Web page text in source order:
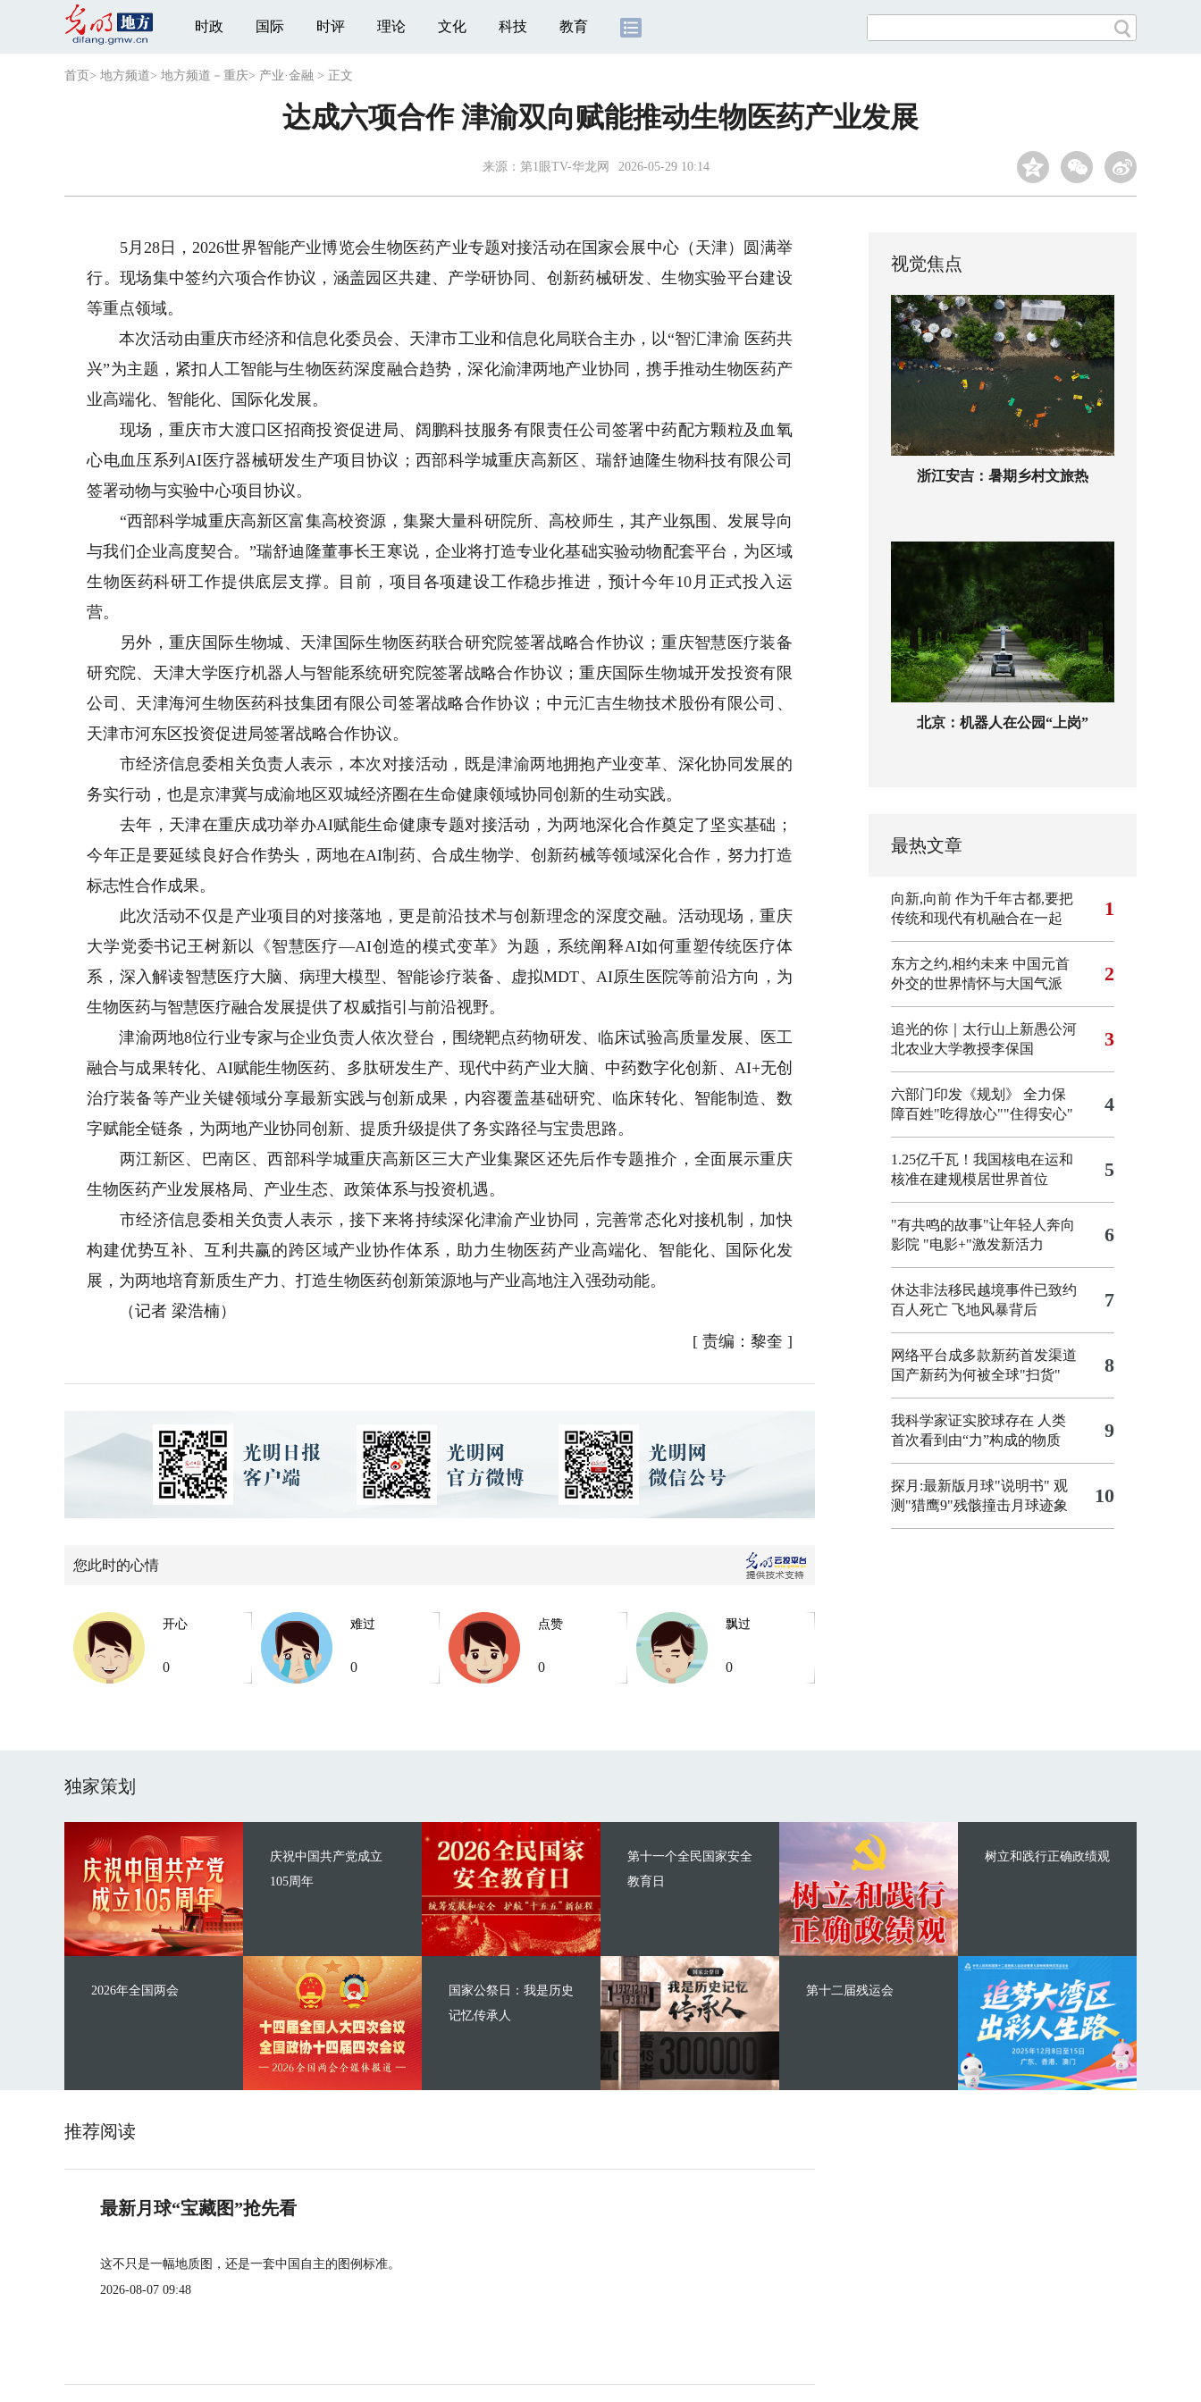
时政 国际 时评 理论 文化 科技 教育
首页 > 地方频道> 地方频道－重庆> 产业·金融 > 正文
达成六项合作 津渝双向赋能推动生物医药产业发展
来源： 第1眼TV-华龙网 2026-05-29 10:14
5月28日，2026世界智能产业博览会生物医药产业专题对接活动在国家会展中心（天津）圆满举
行。现场集中签约六项合作协议，涵盖园区共建、产学研协同、创新药械研发、生物实验平台建设
等重点领域。
本次活动由重庆市经济和信息化委员会、天津市工业和信息化局联合主办，以“智汇津渝 医药共
兴”为主题，紧扣人工智能与生物医药深度融合趋势，深化渝津两地产业协同，携手推动生物医药产
业高端化、智能化、国际化发展。
现场，重庆市大渡口区招商投资促进局、阔鹏科技服务有限责任公司签署中药配方颗粒及血氧
心电血压系列AI医疗器械研发生产项目协议；西部科学城重庆高新区、瑞舒迪隆生物科技有限公司
签署动物与实验中心项目协议。
“西部科学城重庆高新区富集高校资源，集聚大量科研院所、高校师生，其产业氛围、发展导向
与我们企业高度契合。”瑞舒迪隆董事长王寒说，企业将打造专业化基础实验动物配套平台，为区域
生物医药科研工作提供底层支撑。目前，项目各项建设工作稳步推进，预计今年10月正式投入运
营。
另外，重庆国际生物城、天津国际生物医药联合研究院签署战略合作协议；重庆智慧医疗装备
研究院、天津大学医疗机器人与智能系统研究院签署战略合作协议；重庆国际生物城开发投资有限
公司、天津海河生物医药科技集团有限公司签署战略合作协议；中元汇吉生物技术股份有限公司、
天津市河东区投资促进局签署战略合作协议。
市经济信息委相关负责人表示，本次对接活动，既是津渝两地拥抱产业变革、深化协同发展的
务实行动，也是京津冀与成渝地区双城经济圈在生命健康领域协同创新的生动实践。
去年，天津在重庆成功举办AI赋能生命健康专题对接活动，为两地深化合作奠定了坚实基础；
今年正是要延续良好合作势头，两地在AI制药、合成生物学、创新药械等领域深化合作，努力打造
标志性合作成果。
此次活动不仅是产业项目的对接落地，更是前沿技术与创新理念的深度交融。活动现场，重庆
大学党委书记王树新以《智慧医疗—AI创造的模式变革》为题，系统阐释AI如何重塑传统医疗体
系，深入解读智慧医疗大脑、病理大模型、智能诊疗装备、虚拟MDT、AI原生医院等前沿方向，为
生物医药与智慧医疗融合发展提供了权威指引与前沿视野。
津渝两地8位行业专家与企业负责人依次登台，围绕靶点药物研发、临床试验高质量发展、医工
融合与成果转化、AI赋能生物医药、多肽研发生产、现代中药产业大脑、中药数字化创新、AI+无创
治疗装备等产业关键领域分享最新实践与创新成果，内容覆盖基础研究、临床转化、智能制造、数
字赋能全链条，为两地产业协同创新、提质升级提供了务实路径与宝贵思路。
两江新区、巴南区、西部科学城重庆高新区三大产业集聚区还先后作专题推介，全面展示重庆
生物医药产业发展格局、产业生态、政策体系与投资机遇。
市经济信息委相关负责人表示，接下来将持续深化津渝产业协同，完善常态化对接机制，加快
构建优势互补、互利共赢的跨区域产业协作体系，助力生物医药产业高端化、智能化、国际化发
展，为两地培育新质生产力、打造生物医药创新策源地与产业高地注入强劲动能。
（记者 梁浩楠）
[ 责编：黎奎 ]
您此时的心情
开心
0
难过
0
点赞
0
飘过
0
视觉焦点
浙江安吉：暑期乡村文旅热
北京：机器人在公园“上岗”
最热文章
向新,向前 作为千年古都,要把
传统和现代有机融合在一起
1
东方之约,相约未来 中国元首
外交的世界情怀与大国气派
2
追光的你｜太行山上新愚公河
北农业大学教授李保国
3
六部门印发《规划》 全力保
障百姓"吃得放心""住得安心"
4
1.25亿千瓦！我国核电在运和
核准在建规模居世界首位
5
"有共鸣的故事"让年轻人奔向
影院 "电影+"激发新活力 6
休达非法移民越境事件已致约
百人死亡 飞地风暴背后 7
网络平台成多款新药首发渠道
国产新药为何被全球"扫货"
8
我科学家证实胶球存在 人类
首次看到由“力”构成的物质
9
探月:最新版月球"说明书" 观
测"猎鹰9"残骸撞击月球迹象
10
独家策划
庆祝中国共产党成立
105周年
2026年全国两会
第十一个全民国家安全
教育日
国家公祭日：我是历史
记忆传承人
树立和践行正确政绩观
第十二届残运会
推荐阅读
最新月球“宝藏图”抢先看
这不只是一幅地质图，还是一套中国自主的图例标准。
2026-08-07 09:48